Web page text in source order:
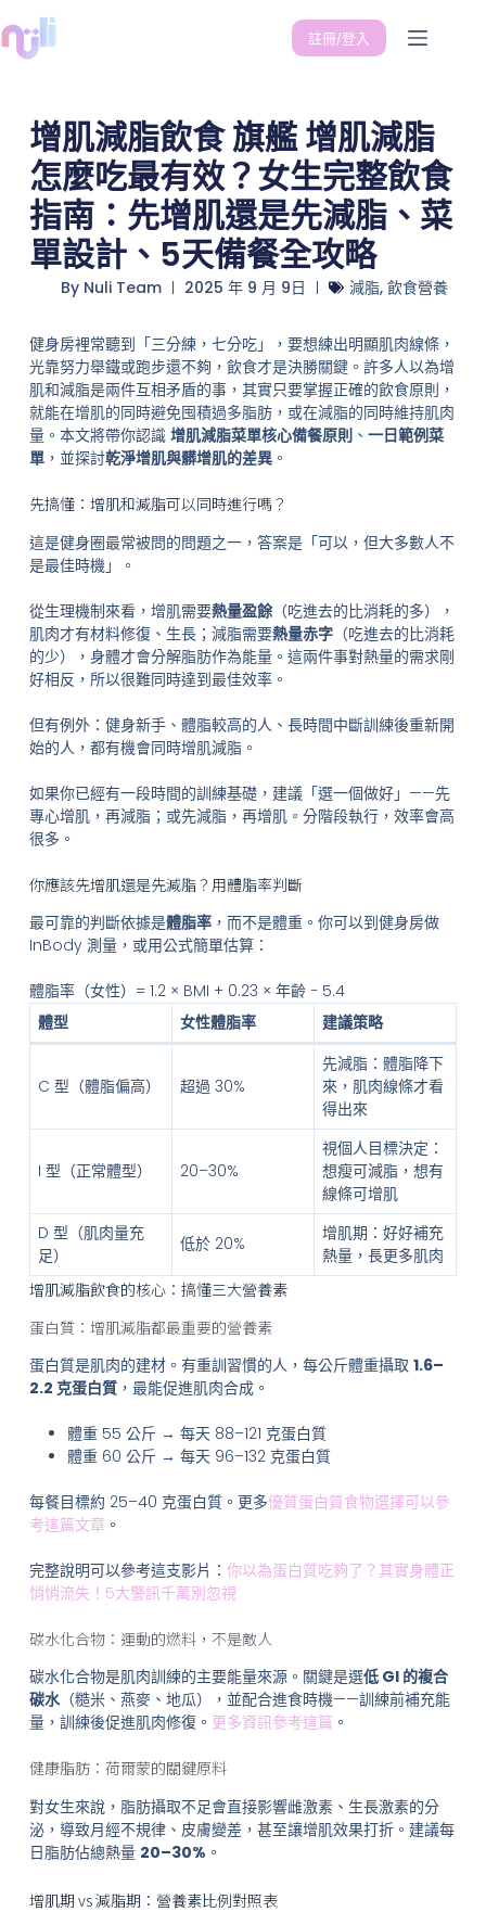
註冊/登入
增肌減脂飲食 旗艦 增肌減脂
怎麼吃最有效？女生完整飲食
指南：先增肌還是先減脂、菜
單設計、5天備餐全攻略
ByNuli Team 2025 年 9 月 9日 減脂, 飲食營養
健身房裡常聽到「三分練，七分吃」，要想練出明顯肌肉線條，
光靠努力舉鐵或跑步還不夠，飲食才是決勝關鍵。許多人以為增
肌和減脂是兩件互相矛盾的事，其實只要掌握正確的飲食原則，
就能在增肌的同時避免囤積過多脂肪，或在減脂的同時維持肌肉
量。本文將帶你認識 增肌減脂菜單核心備餐原則 、 一日範例菜
單，並探討乾淨增肌與髒增肌的差異。
先搞懂：增肌和減脂可以同時進行嗎？
這是健身圈最常被問的問題之一，答案是「可以，但大多數人不
是最佳時機」。
從生理機制來看，增肌需要熱量盈餘（吃進去的比消耗的多），
肌肉才有材料修復、生長；減脂需要熱量赤字（吃進去的比消耗
的少），身體才會分解脂肪作為能量。這兩件事對熱量的需求剛
好相反，所以很難同時達到最佳效率。
但有例外：健身新手、體脂較高的人、長時間中斷訓練後重新開
始的人，都有機會同時增肌減脂。
如果你已經有一段時間的訓練基礎，建議「選一個做好」——先
專心增肌，再減脂；或先減脂，再增肌。分階段執行，效率會高
很多。
你應該先增肌還是先減脂？用體脂率判斷
最可靠的判斷依據是體脂率，而不是體重。你可以到健身房做
InBody 測量，或用公式簡單估算：
體脂率（女性）= 1.2 × BMI + 0.23 × 年齡 − 5.4
體型
女性體脂率 建議策略
C 型（體脂偏高） 超過 30%
先減脂：體脂降下
來，肌肉線條才看
得出來
I 型（正常體型） 20–30%
視個人目標決定：
想瘦可減脂，想有
線條可增肌
D 型（肌肉量充
足）
低於 20%
增肌期：好好補充
熱量，長更多肌肉
增肌減脂飲食的核心：搞懂三大營養素
蛋白質：增肌減脂都最重要的營養素
蛋白質是肌肉的建材。有重訓習慣的人，每公斤體重攝取 1.6–
2.2 克蛋白質，最能促進肌肉合成。
體重 55 公斤 → 每天 88–121 克蛋白質
體重 60 公斤 → 每天 96–132 克蛋白質
每餐目標約 25–40 克蛋白質。更多優質蛋白質食物選擇可以參
考這篇文章 。
完整說明可以參考這支影片： 你以為蛋白質吃夠了？其實身體正
悄悄流失！5大警訊千萬別忽視
碳水化合物：運動的燃料，不是敵人
碳水化合物是肌肉訓練的主要能量來源。關鍵是選低 GI 的複合
碳水（糙米、燕麥、地瓜），並配合進食時機——訓練前補充能
量，訓練後促進肌肉修復。 更多資訊參考這篇。
健康脂肪：荷爾蒙的關鍵原料
對女生來說，脂肪攝取不足會直接影響雌激素、生長激素的分
泌，導致月經不規律、皮膚變差，甚至讓增肌效果打折。建議每
日脂肪佔總熱量 20–30% 。
增肌期 vs 減脂期：營養素比例對照表